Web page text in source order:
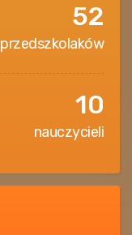
52
przedszkolaków
10
nauczycieli